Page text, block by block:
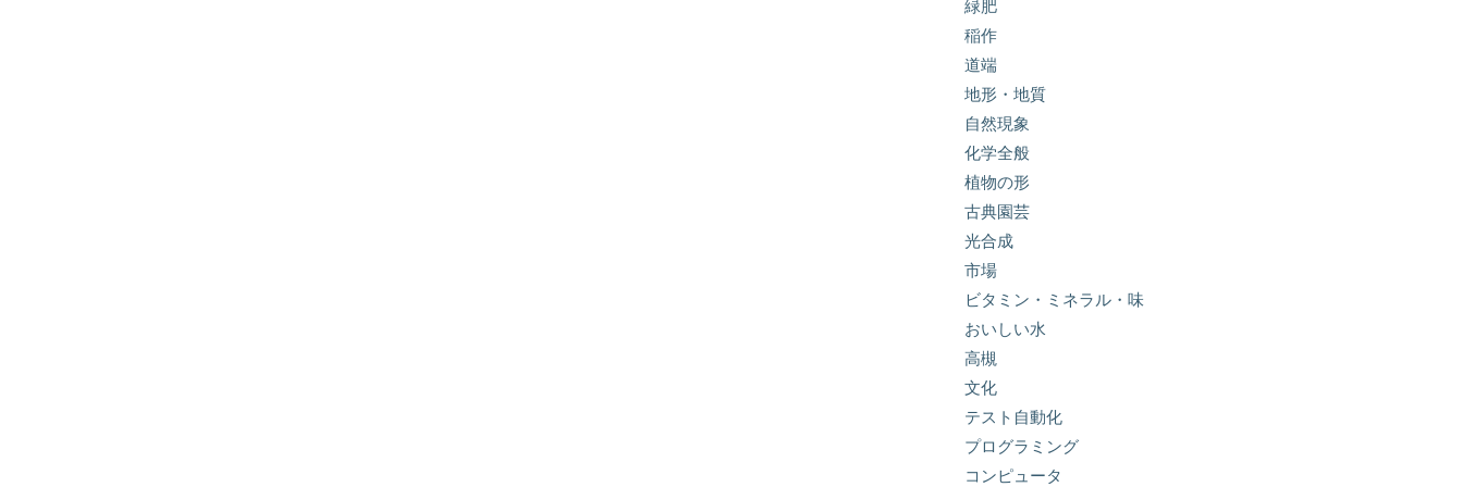
緑肥
稲作
道端
地形・地質
自然現象
化学全般
植物の形
古典園芸
光合成
市場
ビタミン・ミネラル・味
おいしい水
高槻
文化
テスト自動化
プログラミング
コンピュータ